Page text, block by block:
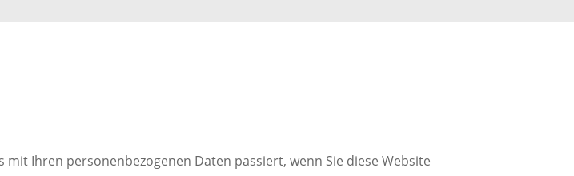
Ihren personenbezogenen Daten passiert, wenn Sie diese Website